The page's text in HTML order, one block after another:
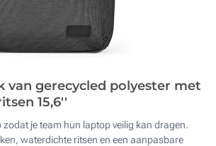
van gerecycled polyester met
15,6''
zodat je team hun laptop veilig kan dragen.
waterdichte ritsen en een aanpasbare